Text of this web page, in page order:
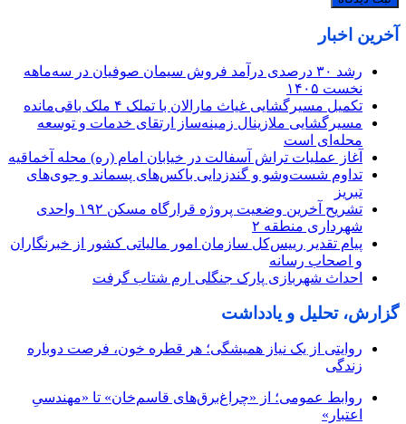
آخرین اخبار
رشد ۳۰ درصدی درآمد فروش سیمان صوفیان در سه‌ماهه
نخست ۱۴۰۵
تکمیل مسیرگشایی غیاث مارالان با تملک ۴ ملک باقی‌مانده
مسیرگشایی ملازینال زمینه‌ساز ارتقای خدمات و توسعه
محله‌ای است
آغاز عملیات تراش آسفالت در خیابان امام (ره) محله آخماقیه
تداوم شست‌وشو و گندزدایی باکس‌های پسماند و جوی‌های
تبریز
تشریح آخرین وضعیت پروژه قرارگاه مسکن ۱۹۲ واحدی
شهرداری منطقه ۲
پیام تقدیر رییس‌کل سازمان امور مالیاتی کشور از خبرنگاران
و اصحاب رسانه
احداث شهربازی پارک جنگلی ارم شتاب گرفت
گزارش، تحلیل و یادداشت
روایتی از یک نیاز همیشگی؛ هر قطره خون، فرصت دوباره
زندگی
روابط عمومی؛ از «چراغ‌برق‌های قاسم‌خان» تا «مهندسیِ
اعتبار»